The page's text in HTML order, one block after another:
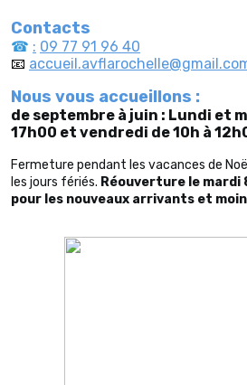
Contacts
☎ : 09 77 91 96 40
📧
Nous vous accueillons :
de septembre à juin : Lundi et
17h00 et vendredi de 10h à
Fermeture pendant les vacances de
les jours fériés. Réouverture le mardi
pour les nouveaux arrivants et